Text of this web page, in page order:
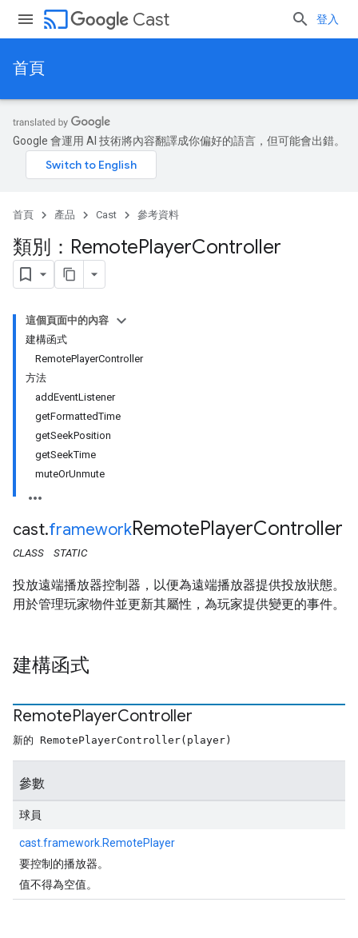
cast Cast 登入
首頁
Google 會運用 AI 技術將內容翻譯成你偏好的語言，但可能會出錯。
首頁 產品 Cast 參考資料
類別：RemotePlayerController
這個頁面中的內容
建構函式
RemotePlayerController
方法
addEventListener
getFormattedTime
getSeekPosition
getSeekTime
muteOrUnmute
cast.frameworkRemotePlayerController
CLASS STATIC
投放遠端播放器控制器，以便為遠端播放器提供投放狀態。
用於管理玩家物件並更新其屬性，為玩家提供變更的事件。
建構函式
RemotePlayerController
新的 RemotePlayerController(player)
參數
球員
cast.framework.RemotePlayer
要控制的播放器。
值不得為空值。